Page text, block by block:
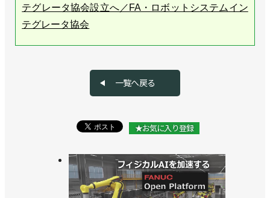
テグレータ協会設立へ／FA・ロボットシステムイン
テグレータ協会
FA・ロボットシステムインテグレータ協会
>>学生向け技術展示会を初開催／FA・ロボットシス
>>ロボットアイデア甲子園の大阪大会を開催／FA・
ロボットシステムインテグレータ協会
>>７月１日に愛知県でSIer’s Day開催／FA・ロボッ
一覧へ戻る
★お気に入り登録